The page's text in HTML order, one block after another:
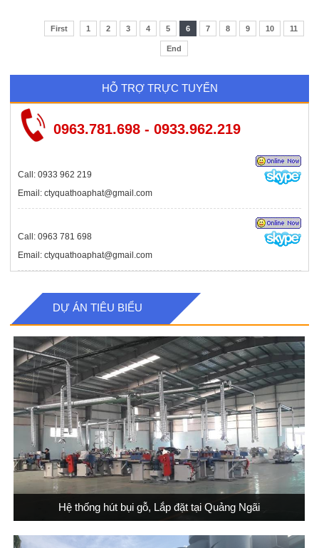
First 1 2 3 4 5 6 7 8 9 10 11
End
HỖ TRỢ TRỰC TUYẾN
0963.781.698 - 0933.962.219
Call: 0933 962 219
Email: ctyquathoaphat@gmail.com
Call: 0963 781 698
Email: ctyquathoaphat@gmail.com
DỰ ÁN TIÊU BIỂU
Hệ thống hút bụi gỗ, Lắp đặt tại Quảng Ngãi